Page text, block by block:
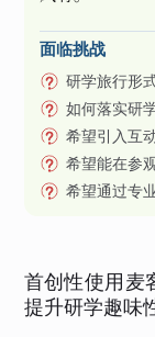
面临挑战
研学旅行形
如何落实研
希望引入互
希望能在参
希望通过专
首创性使用麦
提升研学趣味